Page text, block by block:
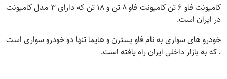
کامیونت فاو ۶ تن کامیونت فاو ۸ تن و ۱۸ تن که دارای ۳ مدل کامیونت
در ایران است.
خودرو های سواری به نام فاو بسترن و هایما تنها دو خودرو سواری است
، که به بازار داخلی ایران راه یافته است.